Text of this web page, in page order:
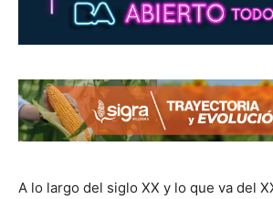
A lo largo del siglo XX y lo que va del